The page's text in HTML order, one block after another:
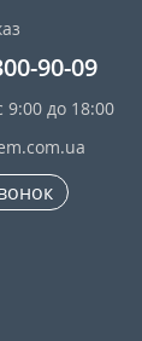
90-09
9:00 до 18:00